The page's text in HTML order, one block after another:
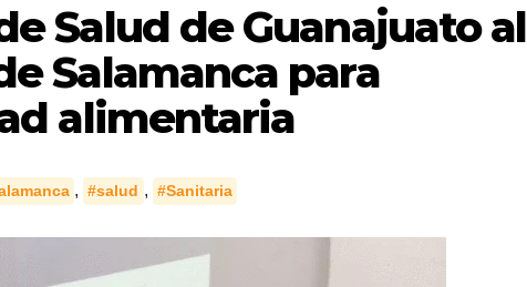
Salud de Guanajuato al
Salamanca para
alimentaria
, #salud , #Sanitaria